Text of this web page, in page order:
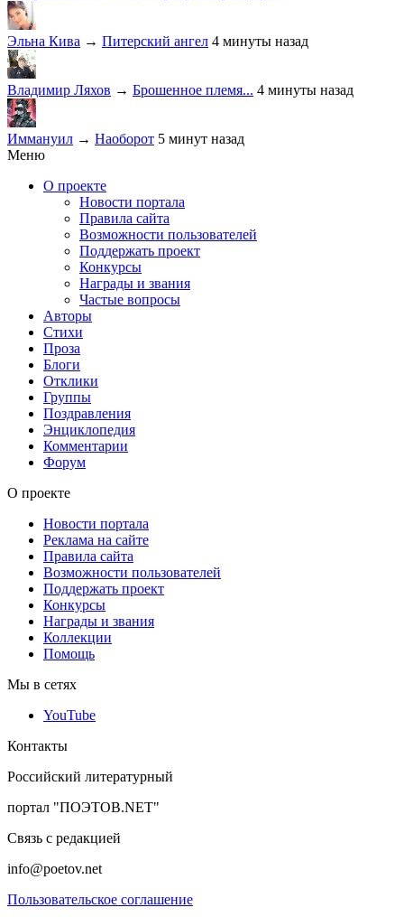
Эльна Кива → Питерский ангел 4 минуты назад
Владимир Ляхов → Брошенное племя... 4 минуты назад
Иммануил → Наоборот 5 минут назад
Меню
О проекте
Новости портала
Правила сайта
Возможности пользователей
Поддержать проект
Конкурсы
Награды и звания
Частые вопросы
Авторы
Стихи
Проза
Блоги
Отклики
Группы
Поздравления
Энциклопедия
Комментарии
Форум
О проекте
Новости портала
Реклама на сайте
Правила сайта
Возможности пользователей
Поддержать проект
Конкурсы
Награды и звания
Коллекции
Помощь
Мы в сетях
YouTube
Контакты
Российский литературный
портал "ПОЭТОВ.NET"
Связь с редакцией
info@poetov.net
Пользовательское соглашение